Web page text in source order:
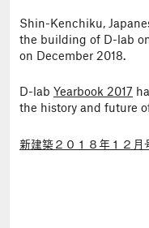
Shin-Kenchiku,
the building of D-lab
on December 2018.
D-lab Yearbook 2017
the history and future
新建築２０１８年１２